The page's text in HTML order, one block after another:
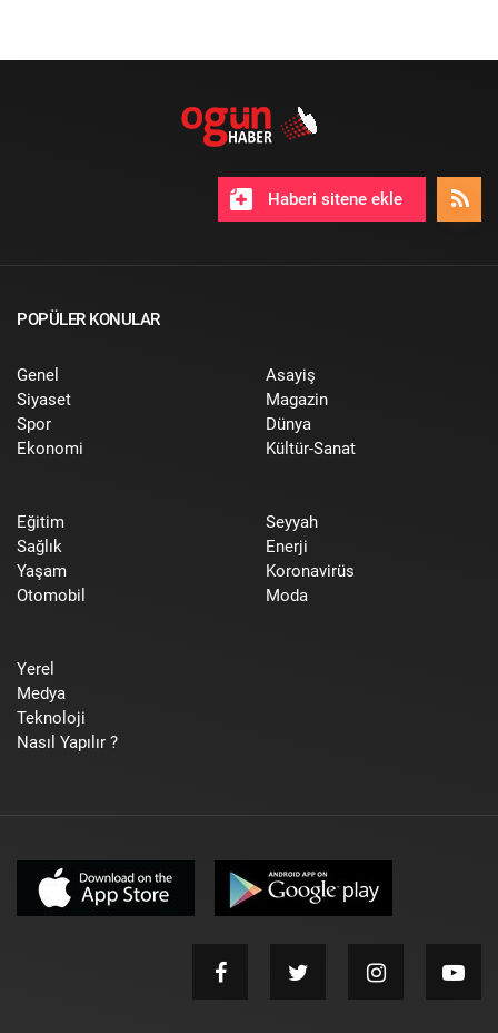
Haberi sitene ekle
POPÜLER KONULAR
Genel
Siyaset
Spor
Ekonomi
Asayiş
Magazin
Dünya
Kültür-Sanat
Eğitim
Sağlık
Yaşam
Otomobil
Seyyah
Enerji
Koronavirüs
Moda
Yerel
Medya
Teknoloji
Nasıl Yapılır ?